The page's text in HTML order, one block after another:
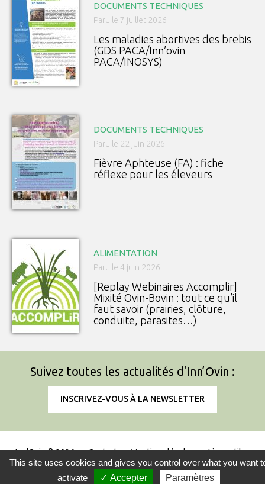
DOCUMENTS TECHNIQUES
Paru le 7 juillet 2026
Les maladies abortives des brebis
(GDS PACA/Inn’ovin
PACA/INOSYS)
DOCUMENTS TECHNIQUES
Paru le 22 juin 2026
Fièvre Aphteuse (FA) : fiche
réflexe pour les éleveurs
ALIMENTATION
Paru le 4 juin 2026
[Replay Webinaires Accomplir]
Mixité Ovin-Bovin : tout ce qu’il
faut savoir (prairies, clôture,
conduite, parasites…)
Suivez toutes les actualités d'Inn’Ovin :
INSCRIVEZ-VOUS À LA NEWSLETTER
Inn’Ovin © 2026 Contact Mentions légales Liens utiles
Information sur l'utilisation des cookies
This site uses cookies and gives you control over what you want
activate
✓ Accepter Paramètres